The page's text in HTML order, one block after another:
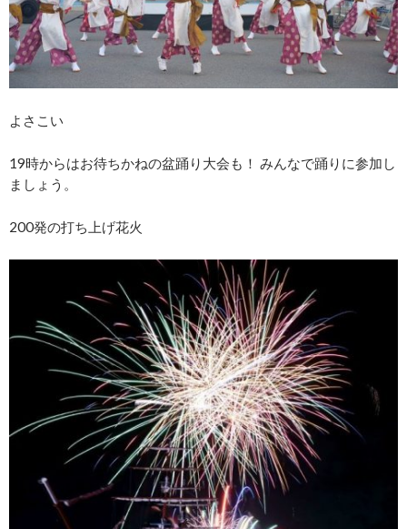
よさこい
19時からはお待ちかねの盆踊り大会も！ みんなで踊りに参加し
ましょう。
200発の打ち上げ花火